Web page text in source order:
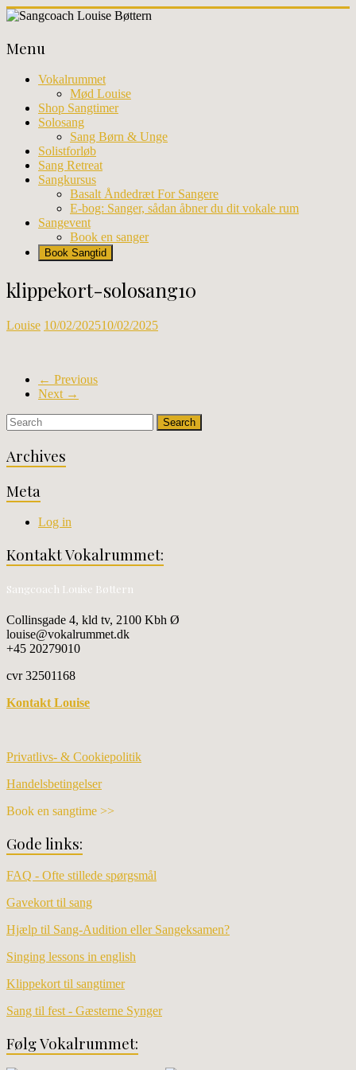
Skip
content
Louise
Bøttern
Professionel
sangundervisning
workhops
København
Menu
Vokalrummet
Mød Louise
Shop Sangtimer
Solosang
Sang Børn & Unge
Solistforløb
Sang Retreat
Sangkursus
Basalt Åndedræt For Sangere
E-bog: Sanger, sådan åbner du dit vokale rum
Sangevent
Book en sanger
Book Sangtid
klippekort-solosang10
Louise 10/02/202510/02/2025
← Previous
Next →
Archives
Meta
Log in
Kontakt Vokalrummet:
Sangcoach Louise Bøttern
Collinsgade 4, kld tv, 2100 Kbh Ø
louise@vokalrummet.dk
+45 20279010
cvr 32501168
Kontakt Louise
Privatlivs- & Cookiepolitik
Handelsbetingelser
Book en sangtime >>
Gode links:
FAQ - Ofte stillede spørgsmål
Gavekort til sang
Hjælp til Sang-Audition eller Sangeksamen?
Singing lessons in english
Klippekort til sangtimer
Sang til fest - Gæsterne Synger
Følg Vokalrummet: